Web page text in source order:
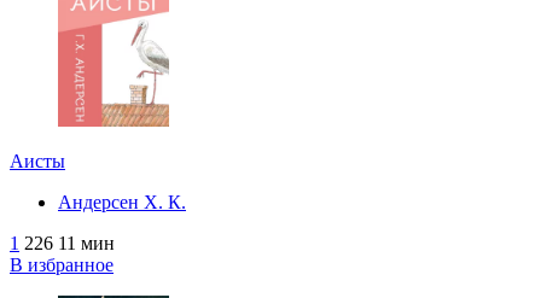
Аисты
Андерсен Х. К.
1 226 11 мин
В избранное